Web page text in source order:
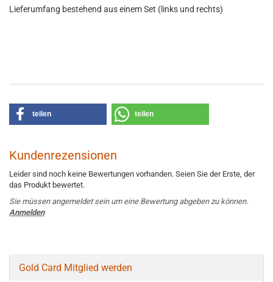
Lieferumfang bestehend aus einem Set (links und rechts)
teilen teilen
Kundenrezensionen
Leider sind noch keine Bewertungen vorhanden. Seien Sie der Erste, der
das Produkt bewertet.
Sie müssen angemeldet sein um eine Bewertung abgeben zu können.
Anmelden
Gold Card Mitglied werden